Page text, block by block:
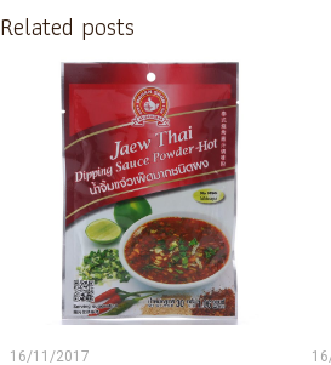
Related posts
16/11/2017